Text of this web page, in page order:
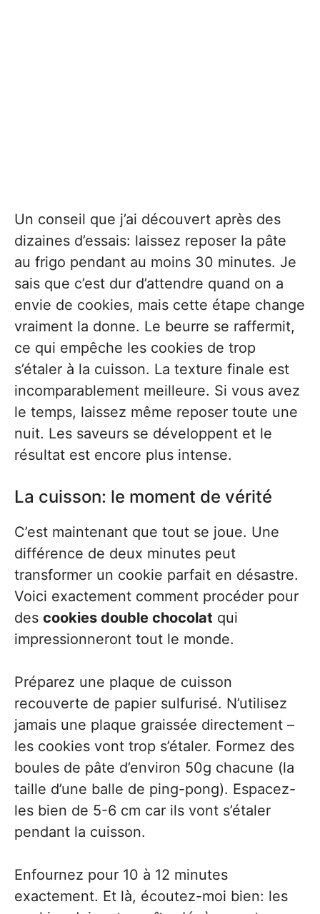
Un conseil que j’ai découvert après des
dizaines d’essais: laissez reposer la pâte
au frigo pendant au moins 30 minutes. Je
sais que c’est dur d’attendre quand on a
envie de cookies, mais cette étape change
vraiment la donne. Le beurre se raffermit,
ce qui empêche les cookies de trop
s’étaler à la cuisson. La texture finale est
incomparablement meilleure. Si vous avez
le temps, laissez même reposer toute une
nuit. Les saveurs se développent et le
résultat est encore plus intense.
La cuisson: le moment de vérité
C’est maintenant que tout se joue. Une
différence de deux minutes peut
transformer un cookie parfait en désastre.
Voici exactement comment procéder pour
des cookies double chocolat qui
impressionneront tout le monde.
Préparez une plaque de cuisson
recouverte de papier sulfurisé. N’utilisez
jamais une plaque graissée directement –
les cookies vont trop s’étaler. Formez des
boules de pâte d’environ 50g chacune (la
taille d’une balle de ping-pong). Espacez-
les bien de 5-6 cm car ils vont s’étaler
pendant la cuisson.
Enfournez pour 10 à 12 minutes
exactement. Et là, écoutez-moi bien: les